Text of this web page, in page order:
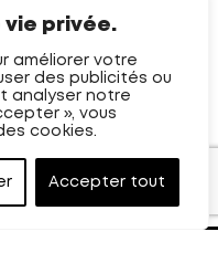
vie privée.
améliorer votre
des publicités ou
analyser notre
», vous
cookies.
Accepter tout
produits
culinaires